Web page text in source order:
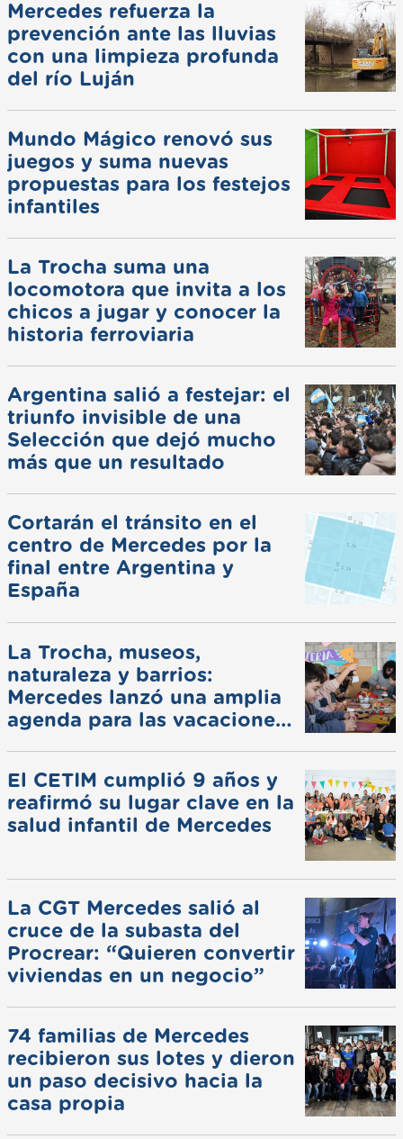
Mercedes refuerza la
prevención ante las lluvias
con una limpieza profunda
del río Luján
Mundo Mágico renovó sus
juegos y suma nuevas
propuestas para los festejos
infantiles
La Trocha suma una
locomotora que invita a los
chicos a jugar y conocer la
historia ferroviaria
Argentina salió a festejar: el
triunfo invisible de una
Selección que dejó mucho
más que un resultado
Cortarán el tránsito en el
centro de Mercedes por la
final entre Argentina y
España
La Trocha, museos,
naturaleza y barrios:
Mercedes lanzó una amplia
agenda para las vacaciones
El CETIM cumplió 9 años y
reafirmó su lugar clave en la
salud infantil de Mercedes
La CGT Mercedes salió al
cruce de la subasta del
Procrear: “Quieren convertir
viviendas en un negocio”
74 familias de Mercedes
recibieron sus lotes y dieron
un paso decisivo hacia la
casa propia